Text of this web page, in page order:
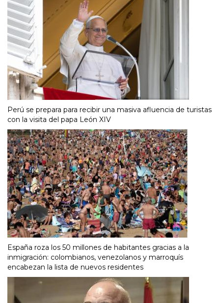
Perú se prepara para recibir una masiva afluencia de turistas
con la visita del papa León XIV
España roza los 50 millones de habitantes gracias a la
inmigración: colombianos, venezolanos y marroquís
encabezan la lista de nuevos residentes